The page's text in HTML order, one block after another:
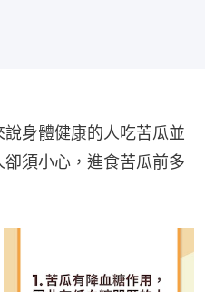
身體健康的人吃苦瓜並
須小心，進食苦瓜前多